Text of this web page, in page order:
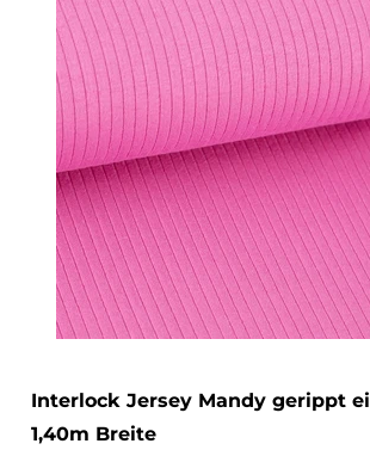
Interlock Jersey Mandy gerippt
1,40m Breite